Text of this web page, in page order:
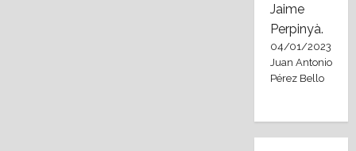
Jaime
Perpinyà.
04/01/2023
Juan Antonio
Pérez Bello